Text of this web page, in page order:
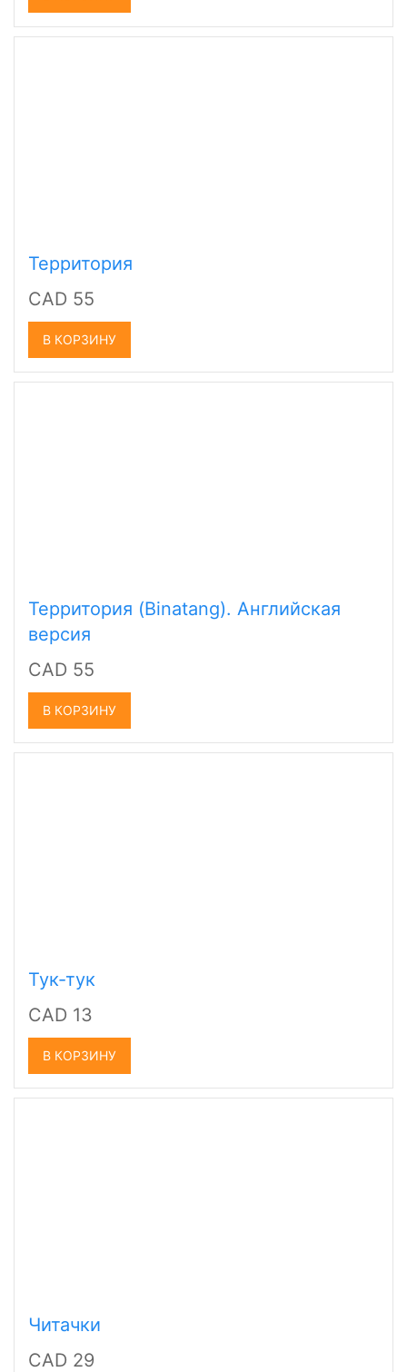
Территория
CAD 55
В КОРЗИНУ
Территория (Binatang). Английская
версия
CAD 55
В КОРЗИНУ
Тук-тук
CAD 13
В КОРЗИНУ
Читачки
CAD 29